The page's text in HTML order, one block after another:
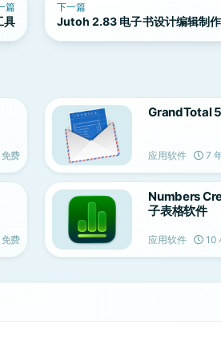
篇
具
下一篇
Jutoh 2.83 电子书设计编辑制
免费
GrandTotal
应用软件 7
免费
Numbers
子表格软件
应用软件 10